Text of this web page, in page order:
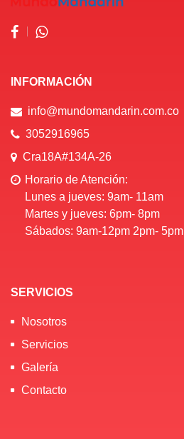
INFORMACIÓN
info@mundomandarin.com.co
3052916965
Cra18A#134A-26
Horario de Atención:
Lunes a jueves: 9am- 11am
Martes y jueves: 6pm- 8pm
Sábados: 9am-12pm 2pm- 5pm
SERVICIOS
Nosotros
Servicios
Galería
Contacto